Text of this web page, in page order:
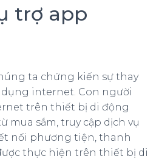
trợ app
ta chứng kiến sự thay
internet. Con người
trên thiết bị di động
mua sắm, truy cập dịch vụ
nối phương tiện, thanh
thực hiện trên thiết bị di